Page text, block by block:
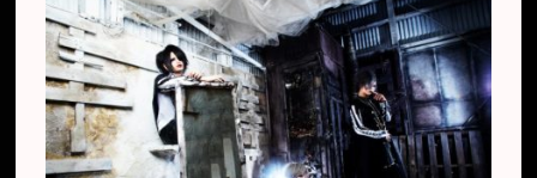
o
m
n
s
l
a